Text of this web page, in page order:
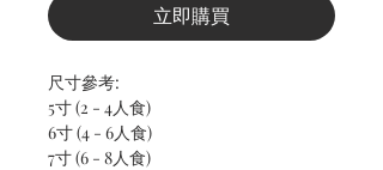
立即購買
尺寸參考:
5寸 (2 - 4人食)
6寸 (4 - 6人食)
7寸 (6 - 8人食)